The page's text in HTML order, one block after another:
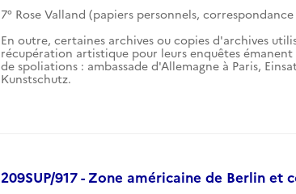
7° Rose Valland (papiers personnels,
En outre, certaines archives ou copies d'archives
récupération artistique pour leurs enquêtes émanent
de spoliations : ambassade d'Allemagne à Paris,
Kunstschutz.
209SUP/917 - Zone américaine de Berlin et